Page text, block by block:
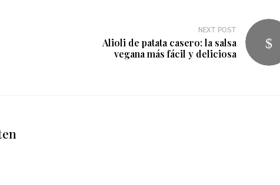
NEXT POST
Alioli de patata casero: la salsa
vegana más fácil y deliciosa